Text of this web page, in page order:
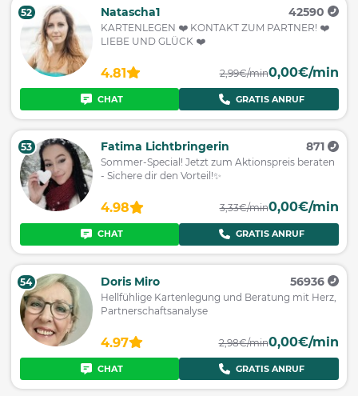
52 Natascha1 42590
KARTENLEGEN ❤️ KONTAKT ZUM PARTNER! ❤️
LIEBE UND GLÜCK ❤️
4.81 2,99€/min0,00€/min
CHAT GRATIS ANRUF
53 Fatima Lichtbringerin 871
Sommer-Special! Jetzt zum Aktionspreis beraten
- Sichere dir den Vorteil!✨
4.98 3,33€/min0,00€/min
CHAT GRATIS ANRUF
54 Doris Miro 56936
Hellfühlige Kartenlegung und Beratung mit Herz,
Partnerschaftsanalyse
4.97 2,98€/min0,00€/min
CHAT GRATIS ANRUF